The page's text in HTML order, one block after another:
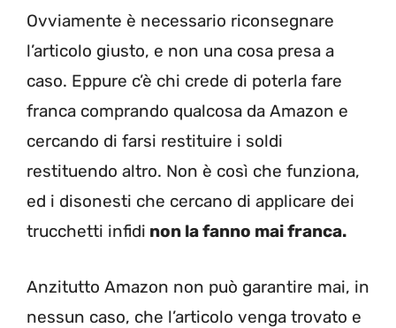
Ovviamente è necessario riconsegnare
l’articolo giusto, e non una cosa presa a
caso. Eppure c’è chi crede di poterla fare
franca comprando qualcosa da Amazon e
cercando di farsi restituire i soldi
restituendo altro. Non è così che funziona,
ed i disonesti che cercano di applicare dei
trucchetti infidi non la fanno mai franca.
Anzitutto Amazon non può garantire mai, in
nessun caso, che l’articolo venga trovato e